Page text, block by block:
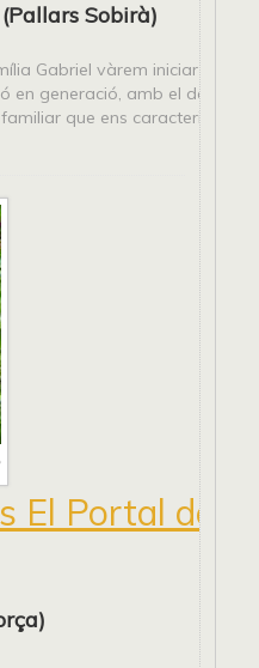
Sobirà)
Gabriel vàrem iniciar un
en generació, amb el desig
que ens caracteritza.
Portal del